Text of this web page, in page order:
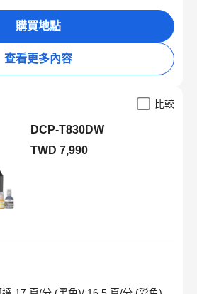
購買地點
查看更多內容
比較
DCP-T830DW
TWD 7,990